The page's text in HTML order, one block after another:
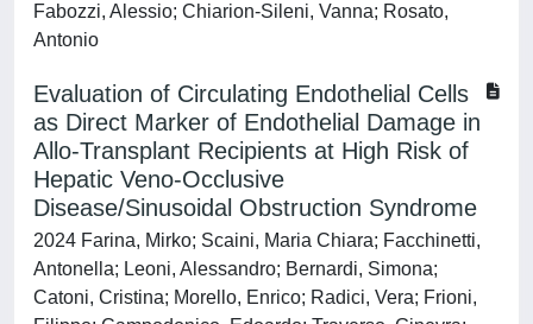
Fabozzi, Alessio; Chiarion-Sileni, Vanna; Rosato,
Antonio
Evaluation of Circulating Endothelial Cells
as Direct Marker of Endothelial Damage in
Allo-Transplant Recipients at High Risk of
Hepatic Veno-Occlusive
Disease/Sinusoidal Obstruction Syndrome
2024 Farina, Mirko; Scaini, Maria Chiara; Facchinetti,
Antonella; Leoni, Alessandro; Bernardi, Simona;
Catoni, Cristina; Morello, Enrico; Radici, Vera; Frioni,